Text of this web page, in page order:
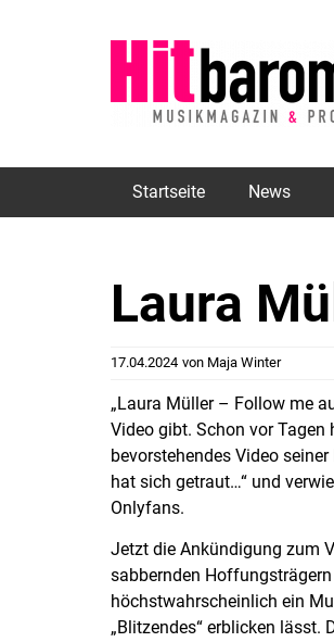
Startseite News
Laura
17.04.2024 von Maja Winter
„Laura Müller – Follow me
Video gibt. Schon vor Tagen
bevorstehendes Video
hat sich getraut…“ und
Onlyfans.
Jetzt die Ankündigung zum
sabbernden
höchstwahrscheinlich ein
„Blitzendes“ erblicken lässt.